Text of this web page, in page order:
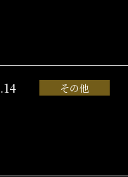
その他